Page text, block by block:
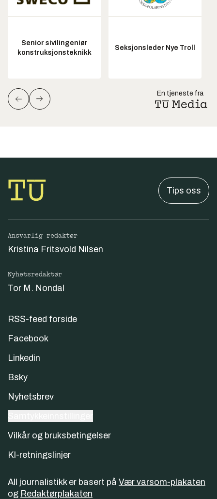
Senior sivilingeniør
konstruksjonsteknikk
Seksjonsleder Nye Troll
En tjeneste fra
Tips oss
Ansvarlig redaktør
Kristina Fritsvold Nilsen
Nyhetsredaktør
Tor M. Nondal
RSS-feed forside
Facebook
Linkedin
Bsky
Nyhetsbrev
Vilkår og bruksbetingelser
KI-retningslinjer
All journalistikk er basert på Vær varsom-plakaten
og Redaktørplakaten